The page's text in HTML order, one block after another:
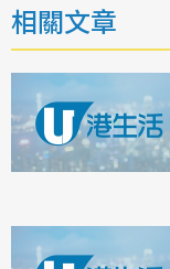
相關文章